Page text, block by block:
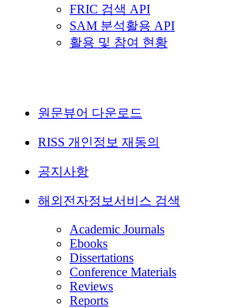
FRIC 검색 API
SAM 분석활용 API
활용 및 참여 현황
원문뷰어 다운로드
RISS 개인정보 재동의
공지사항
해외전자정보서비스 검색
Academic Journals
Ebooks
Dissertations
Conference Materials
Reviews
Reports